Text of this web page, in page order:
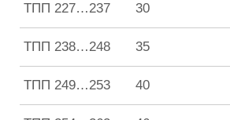
ТПП 227…237 30
ТПП 238…248 35
ТПП 249…253 40